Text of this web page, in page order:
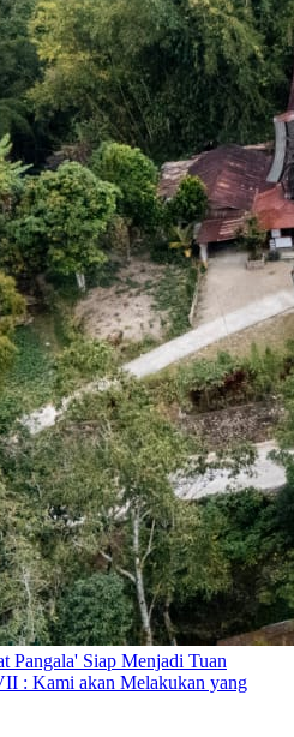
Pangala' Siap Menjadi Tuan
: Kami akan Melakukan yang